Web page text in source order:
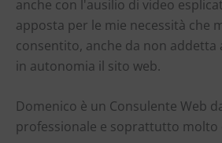
anche con l'ausilio di video
apposta per le mie necessità che
consentito, anche da non addetta
in autonomia il sito web.
Domenico è un Consulente Web
professionale e soprattutto molto